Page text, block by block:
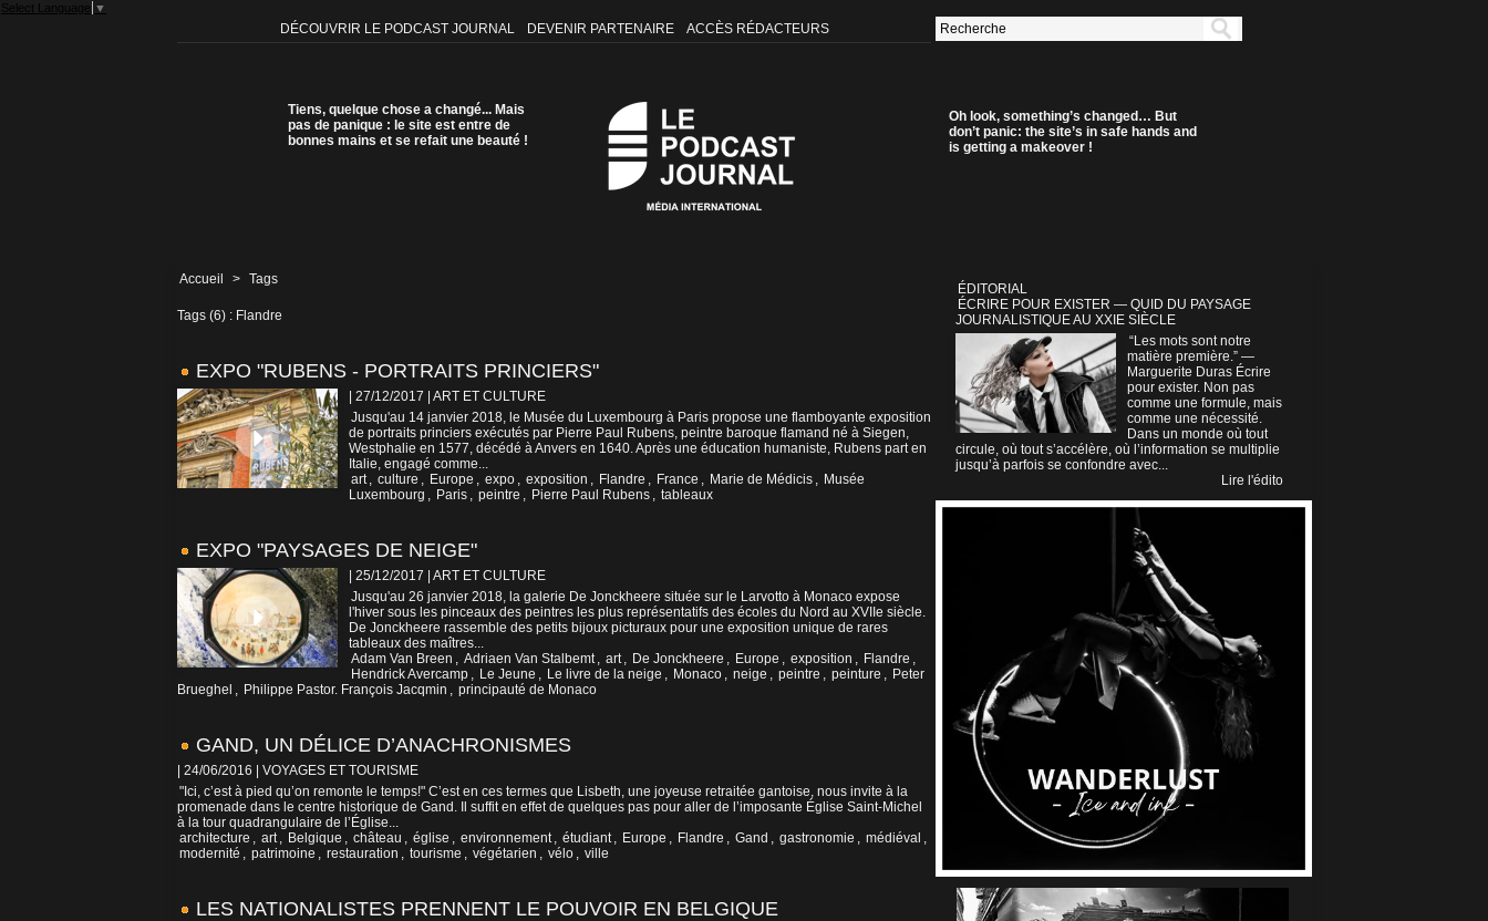
Select Language ▼
DÉCOUVRIR LE PODCAST JOURNAL DEVENIR PARTENAIRE ACCÈS RÉDACTEURS
Tiens, quelque chose a changé... Mais
pas de panique : le site est entre de
bonnes mains et se refait une beauté !
Oh look, something’s changed… But
don’t panic: the site’s in safe hands and
is getting a makeover !
Accueil > Tags
Tags (6) : Flandre
EXPO "RUBENS - PORTRAITS PRINCIERS"
| 27/12/2017
ART ET CULTURE
Jusqu'au 14 janvier 2018, le Musée du Luxembourg à Paris propose une flamboyante exposition
de portraits princiers exécutés par Pierre Paul Rubens, peintre baroque flamand né à Siegen,
Westphalie en 1577, décédé à Anvers en 1640. Après une éducation humaniste, Rubens part en
Italie, engagé comme...
art , culture , Europe , expo , exposition , Flandre , France , Marie de Médicis , Musée
Luxembourg , Paris , peintre , Pierre Paul Rubens , tableaux
EXPO "PAYSAGES DE NEIGE"
| 25/12/2017
ART ET CULTURE
Jusqu'au 26 janvier 2018, la galerie De Jonckheere située sur le Larvotto à Monaco expose
l'hiver sous les pinceaux des peintres les plus représentatifs des écoles du Nord au XVIIe siècle.
De Jonckheere rassemble des petits bijoux picturaux pour une exposition unique de rares
tableaux des maîtres...
Adam Van Breen , Adriaen Van Stalbemt , art , De Jonckheere , Europe , exposition , Flandre ,
Hendrick Avercamp , Le Jeune , Le livre de la neige , Monaco , neige , peintre , peinture , Peter
Brueghel , Philippe Pastor. François Jacqmin , principauté de Monaco
GAND, UN DÉLICE D’ANACHRONISMES
| 24/06/2016
VOYAGES ET TOURISME
"Ici, c’est à pied qu’on remonte le temps!" C’est en ces termes que Lisbeth, une joyeuse retraitée gantoise, nous invite à la
promenade dans le centre historique de Gand. Il suffit en effet de quelques pas pour aller de l’imposante Église Saint-Michel
à la tour quadrangulaire de l’Église...
architecture , art , Belgique , château , église , environnement , étudiant , Europe , Flandre , Gand , gastronomie , médiéval ,
modernité , patrimoine , restauration , tourisme , végétarien , vélo , ville
LES NATIONALISTES PRENNENT LE POUVOIR EN BELGIQUE
ÉDITORIAL
ÉCRIRE POUR EXISTER — QUID DU PAYSAGE
JOURNALISTIQUE AU XXIE SIÈCLE
“Les mots sont notre
matière première.” —
Marguerite Duras Écrire
pour exister. Non pas
comme une formule, mais
comme une nécessité.
Dans un monde où tout
circule, où tout s’accélère, où l’information se multiplie
jusqu’à parfois se confondre avec...
Lire l'édito